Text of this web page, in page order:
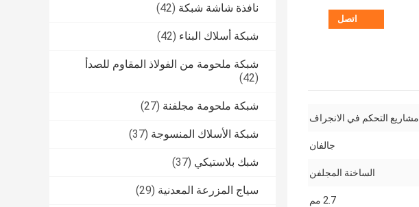
نافذة شاشة شبكة (42)
شبكة أسلاك البناء (42)
شبكة ملحومة من الفولاذ المقاوم للصدأ
(42)
شبكة ملحومة مجلفنة (27)
شبكة الأسلاك المنسوجة (37)
شبك بلاستيكي (37)
سياج المزرعة المعدنية (29)
اتصل
مشاريع التحكم في الانجراف
جالفان
الساخنة المجلفن
2.7 مم